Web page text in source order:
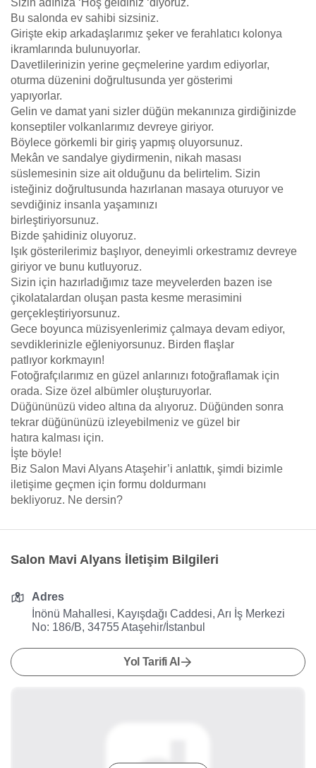
Sizin adınıza ‘Hoş geldiniz ‘diyoruz.
Bu salonda ev sahibi sizsiniz.
Girişte ekip arkadaşlarımız şeker ve ferahlatıcı kolonya
ikramlarında bulunuyorlar.
Davetlilerinizin yerine geçmelerine yardım ediyorlar,
oturma düzenini doğrultusunda yer gösterimi
yapıyorlar.
Gelin ve damat yani sizler düğün mekanınıza girdiğinizde
konseptiler volkanlarımız devreye giriyor.
Böylece görkemli bir giriş yapmış oluyorsunuz.
Mekân ve sandalye giydirmenin, nikah masası
süslemesinin size ait olduğunu da belirtelim. Sizin
isteğiniz doğrultusunda hazırlanan masaya oturuyor ve
sevdiğiniz insanla yaşamınızı
birleştiriyorsunuz.
Bizde şahidiniz oluyoruz.
Işık gösterilerimiz başlıyor, deneyimli orkestramız devreye
giriyor ve bunu kutluyoruz.
Sizin için hazırladığımız taze meyvelerden bazen ise
çikolatalardan oluşan pasta kesme merasimini
gerçekleştiriyorsunuz.
Gece boyunca müzisyenlerimiz çalmaya devam ediyor,
sevdiklerinizle eğleniyorsunuz. Birden flaşlar
patlıyor korkmayın!
Fotoğrafçılarımız en güzel anlarınızı fotoğraflamak için
orada. Size özel albümler oluşturuyorlar.
Düğününüzü video altına da alıyoruz. Düğünden sonra
tekrar düğününüzü izleyebilmeniz ve güzel bir
hatıra kalması için.
İşte böyle!
Biz Salon Mavi Alyans Ataşehir’i anlattık, şimdi bizimle
iletişime geçmen için formu doldurmanı
bekliyoruz. Ne dersin?
Salon Mavi Alyans İletişim Bilgileri
Adres
İnönü Mahallesi, Kayışdağı Caddesi, Arı İş Merkezi
No: 186/B, 34755 Ataşehir/İstanbul
Yol Tarifi Al